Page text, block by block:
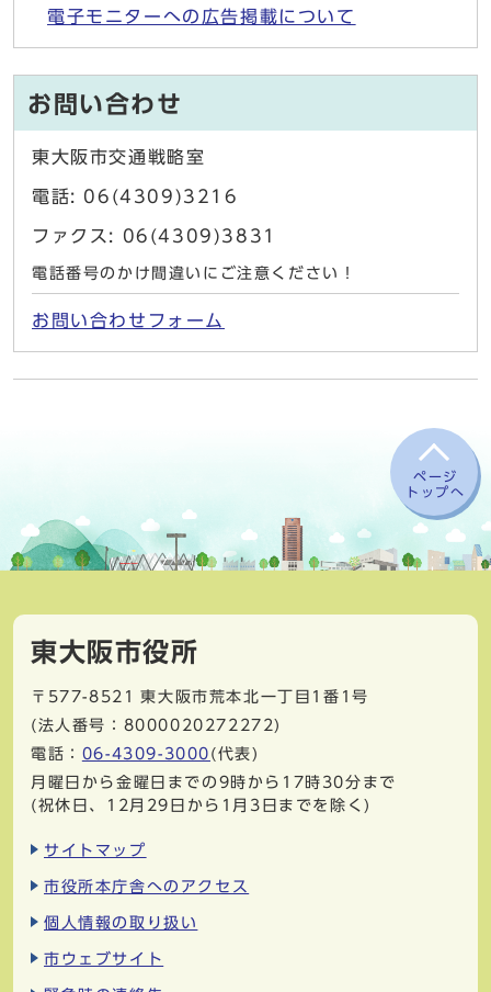
電子モニターへの広告掲載について
お問い合わせ
東大阪市交通戦略室
電話: 06(4309)3216
ファクス: 06(4309)3831
電話番号のかけ間違いにご注意ください！
お問い合わせフォーム
ページ
トップへ
東大阪市役所
〒577-8521
東大阪市荒本北一丁目1番1号
(法人番号：8000020272272)
電話： 06-4309-3000 (代表)
月曜日から金曜日までの9時から17時30分まで
(祝休日、12月29日から1月3日までを除く)
サイトマップ
市役所本庁舎へのアクセス
個人情報の取り扱い
市ウェブサイト